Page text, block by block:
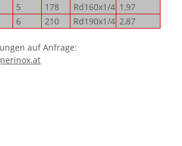
5 178 Rd160x1/4 1,97
6 210 Rd190x1/4 2,87
auf Anfrage: